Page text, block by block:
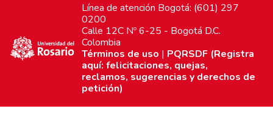
Línea de atención Bogotá: (601) 297
0200
Calle 12C Nº 6-25 - Bogotá D.C.
Colombia
Términos de uso | PQRSDF (Registra
aquí: felicitaciones, quejas,
reclamos, sugerencias y derechos de
petición)